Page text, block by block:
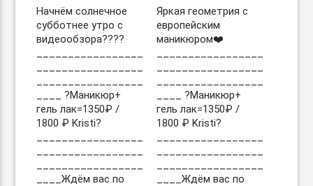
Начнём солнечное
субботнее утро с
видеообзора????
____ ?Маникюр+
гель лак=1350₽ /
1800 ₽ Kristi?
____Ждём вас по
Яркая геометрия с
европейским
маникюром❤️
____ ?Маникюр+
гель лак=1350₽ /
1800 ₽ Kristi?
____Ждём вас по